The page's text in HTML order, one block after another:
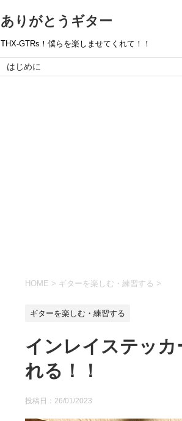
ありがとうギター
THX-GTRs！僕らを楽しませてくれて！！
はじめに
HOME > ギターを楽しむ・練習する >
ギターを楽しむ・練習する
インレイステッ
れる！！
投稿日： 26/01/2023